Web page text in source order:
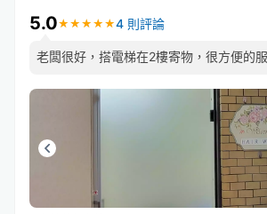
5.0★ ★ ★ ★ ★
★ ★ ★ ★ ★4 則評論
老闆很好，搭電梯在2樓寄物，很方便的